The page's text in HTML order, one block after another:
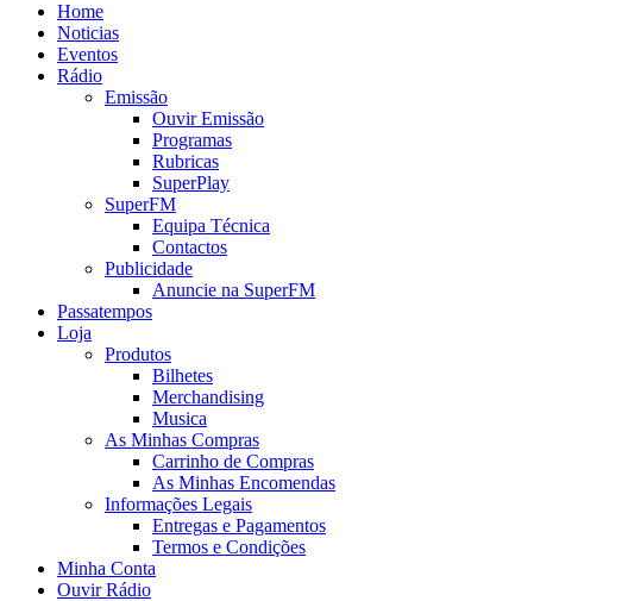
Home
Noticias
Eventos
Rádio
Emissão
Ouvir Emissão
Programas
Rubricas
SuperPlay
SuperFM
Equipa Técnica
Contactos
Publicidade
Anuncie na SuperFM
Passatempos
Loja
Produtos
Bilhetes
Merchandising
Musica
As Minhas Compras
Carrinho de Compras
As Minhas Encomendas
Informações Legais
Entregas e Pagamentos
Termos e Condições
Minha Conta
Ouvir Rádio